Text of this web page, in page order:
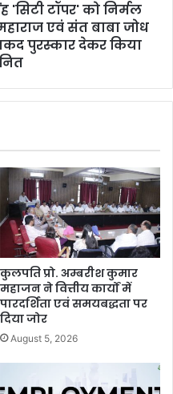
'सिटी टॉपर' को निर्मल
एवं संत बाबा जोध
पुरस्कार देकर किया
कुलपति प्रो. अम्बरीश कुमार
महाजन ने वित्तीय कार्यों में
पारदर्शिता एवं समयबद्धता पर
दिया जोर
August 5, 2026